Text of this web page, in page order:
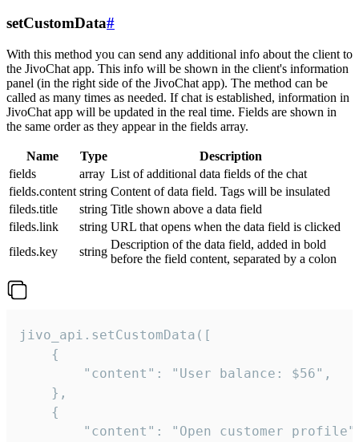
setCustomData#
With this method you can send any additional info about the client to
the JivoChat app. This info will be shown in the client's information
panel (in the right side of the JivoChat app). The method can be
called as many times as needed. If chat is established, information in
JivoChat app will be updated in the real time. Fields are shown in
the same order as they appear in the fields array.
Name Type
Description
fields
array List of additional data fields of the chat
fields.content string Content of data field. Tags will be insulated
fileds.title
string Title shown above a data field
fileds.link
string URL that opens when the data field is clicked
fileds.key
string
Description of the data field, added in bold
before the field content, separated by a colon
jivo_api.setCustomData([
    {
        "content": "User balance: $56",
    },
    {
"content": "Open customer